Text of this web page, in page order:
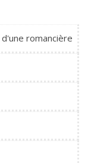
romancière